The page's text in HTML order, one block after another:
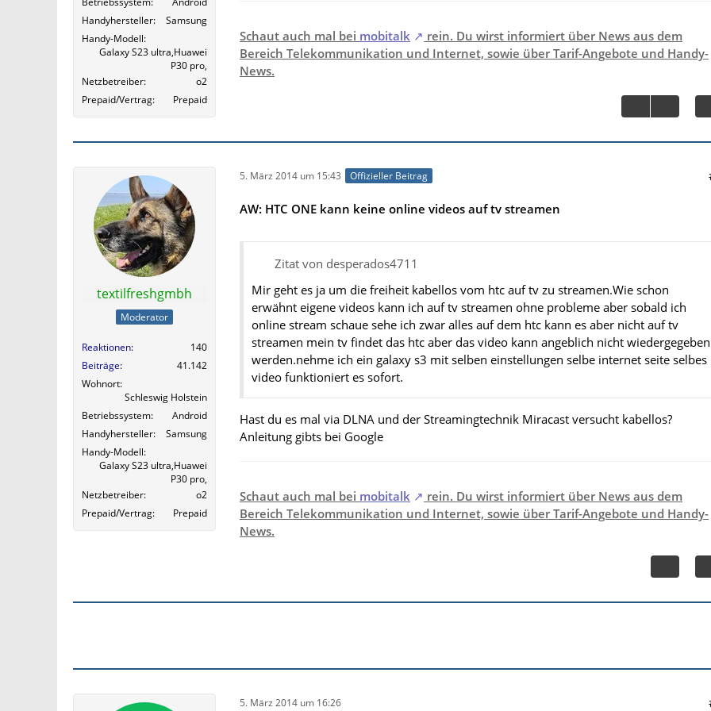
Handyhersteller
Samsung
Handy-Modell
Galaxy S23 ultra,Huawei
P30 pro,
Netzbetreiber
o2
Prepaid/Vertrag
Prepaid
Schaut auch mal bei mobitalk
rein. Du wirst informiert über News aus dem
Bereich Telekommunikation und Internet, sowie über Tarif-Angebote und Handy-
News.
textilfreshgmbh
Moderator
Reaktionen
140
Beiträge
41.142
Wohnort
Schleswig Holstein
Betriebssystem
Android
Handyhersteller
Samsung
Handy-Modell
Galaxy S23 ultra,Huawei
P30 pro,
Netzbetreiber
o2
Prepaid/Vertrag
Prepaid
5. März 2014 um 15:43 Offizieller Beitrag
AW: HTC ONE kann keine online videos auf tv streamen
Zitat von desperados4711
Mir geht es ja um die freiheit kabellos vom htc auf tv zu streamen.Wie schon
erwähnt eigene videos kann ich auf tv streamen ohne probleme aber sobald ich
online stream schaue sehe ich zwar alles auf dem htc kann es aber nicht auf tv
streamen mein tv findet das htc aber das video kann angeblich nicht wiedergegeben
werden.nehme ich ein galaxy s3 mit selben einstellungen selbe internet seite selbes
video funktioniert es sofort.
Hast du es mal via DLNA und der Streamingtechnik Miracast versucht kabellos?
Anleitung gibts bei Google
Schaut auch mal bei mobitalk
rein. Du wirst informiert über News aus dem
Bereich Telekommunikation und Internet, sowie über Tarif-Angebote und Handy-
News.
5. März 2014 um 16:26